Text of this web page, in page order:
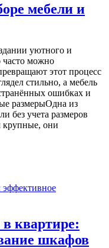
мебели и
уютного и
часто можно
этот процесс
стильно, а мебель
ошибках и
размерыОдна из
без учета размеров
они
квартире:
шкафов